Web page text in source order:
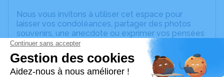
Nous vous invitons à utiliser cet espace pour
laisser vos condoléances, partager des photos
souvenirs, une anecdote ou exprimer vos pensées
à travers des poèmes ou des textes. Cet endroit
est un lieu d'expression dédié à honorer la
mémoire de Jeannine PERDRIAT.